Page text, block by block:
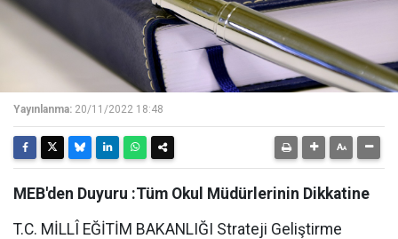
Yayınlanma: 20/11/2022 18:48
MEB'den Duyuru :Tüm Okul Müdürlerinin Dikkatine
T.C. MİLLÎ EĞİTİM BAKANLIĞI Strateji Geliştirme